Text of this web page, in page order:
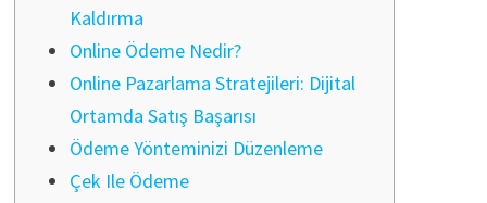
Kaldırma
Online Ödeme Nedir?
Online Pazarlama Stratejileri: Dijital
Ortamda Satış Başarısı
Ödeme Yönteminizi Düzenleme
Çek Ile Ödeme